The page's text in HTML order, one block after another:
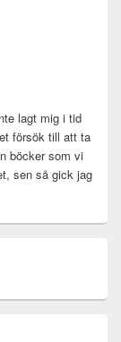
lagt mig i tid
försök till att ta
böcker som vi
sen så gick jag